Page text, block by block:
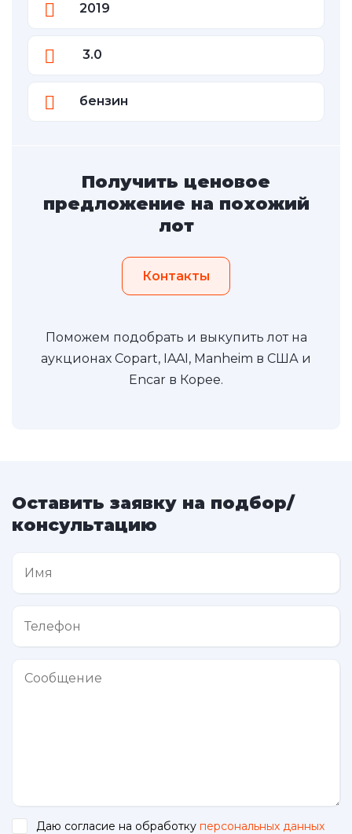
2019
3.0
бензин
Получить ценовое
предложение на похожий
лот
Контакты
Поможем подобрать и выкупить лот на
аукционах Copart, IAAI, Manheim в США и
Encar в Корее.
Оставить заявку на подбор/
консультацию
Даю согласие на обработку персональных данных